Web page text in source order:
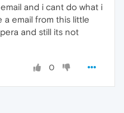
and i cant do what i
a email from this little
and still its not
0